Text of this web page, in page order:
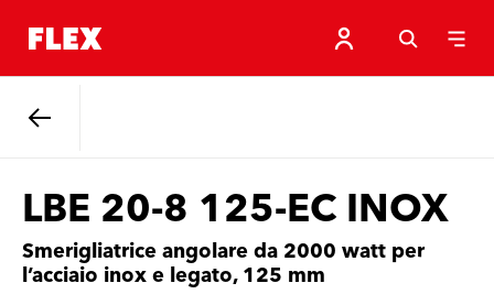
LBE 20-8 125-EC INOX
Smerigliatrice angolare da 2000 watt per
l’acciaio inox e legato, 125 mm